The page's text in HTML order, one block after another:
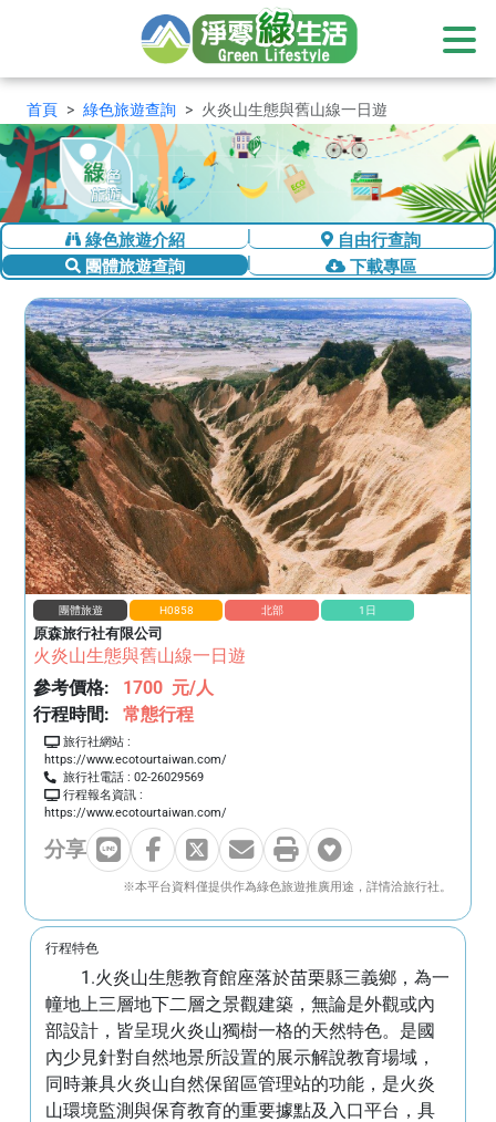
:::
首頁 綠色旅遊查詢 火炎山生態與舊山線一日遊
綠色旅遊介紹
自由行查詢
團體旅遊查詢
下載專區
團體旅遊 H0858 北部 1 日
原森旅行社有限公司
火炎山生態與舊山線一日遊
參考價格: 1700 元/人
行程時間:常態行程
旅行社網站 :
https://www.ecotourtaiwan.com/
旅行社電話 :02-26029569
行程報名資訊 :
https://www.ecotourtaiwan.com/
分享
分享到 Line
分享到 Facebook
分享到 X (Twitter)
透過 Email 分享
列印此頁面
加入收藏
※本平台資料僅提供作為綠色旅遊推廣用途，詳情洽旅行社。
行程特色
1.火炎山生態教育館座落於苗栗縣三義鄉，為一
幢地上三層地下二層之景觀建築，無論是外觀或內
部設計，皆呈現火炎山獨樹一格的天然特色。是國
內少見針對自然地景所設置的展示解說教育場域，
同時兼具火炎山自然保留區管理站的功能，是火炎
山環境監測與保育教育的重要據點及入口平台，具